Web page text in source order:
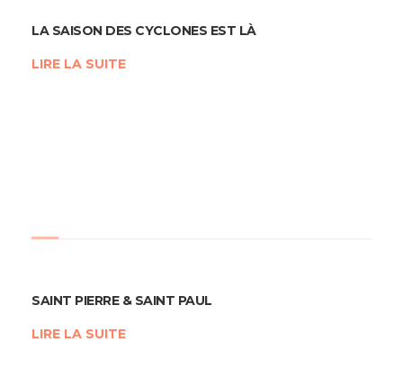
LA SAISON DES CYCLONES EST LÀ
LIRE LA SUITE
SAINT PIERRE & SAINT PAUL
LIRE LA SUITE